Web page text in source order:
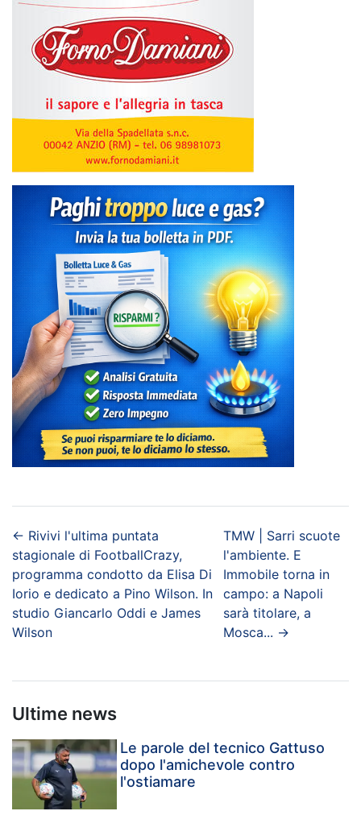
← Rivivi l'ultima puntata
stagionale di FootballCrazy,
programma condotto da Elisa Di
Iorio e dedicato a Pino Wilson. In
studio Giancarlo Oddi e James
Wilson
TMW | Sarri scuote
l'ambiente. E
Immobile torna in
campo: a Napoli
sarà titolare, a
Mosca... →
Ultime news
Le parole del tecnico Gattuso
dopo l'amichevole contro
l'ostiamare